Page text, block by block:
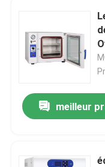
meilleur